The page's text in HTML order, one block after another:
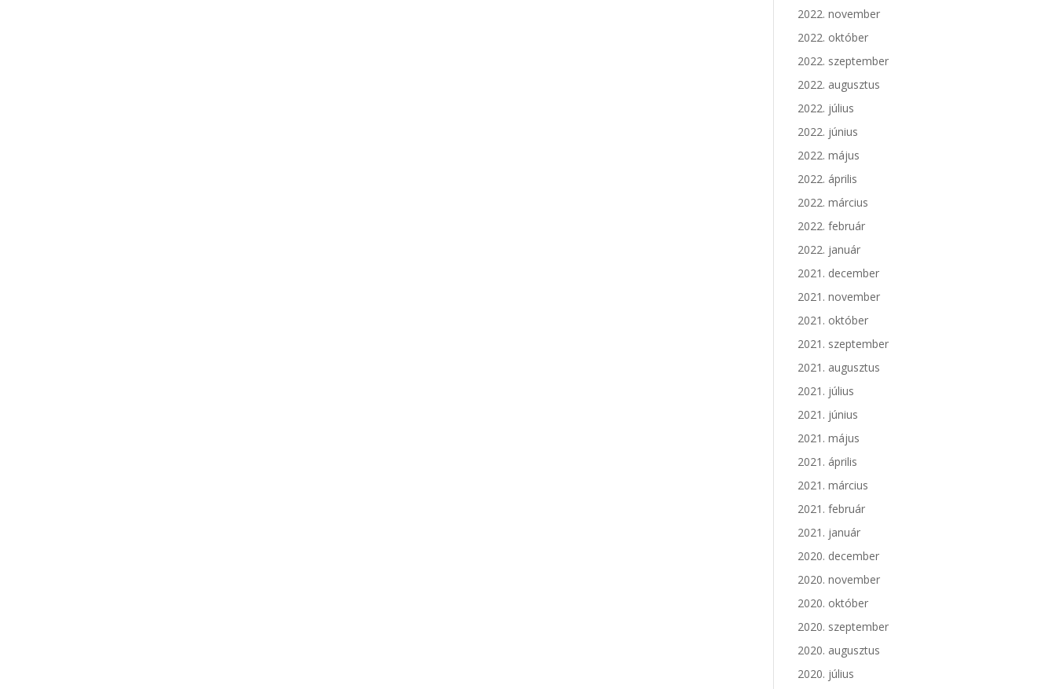
2022. november
2022. október
2022. szeptember
2022. augusztus
2022. július
2022. június
2022. május
2022. április
2022. március
2022. február
2022. január
2021. december
2021. november
2021. október
2021. szeptember
2021. augusztus
2021. július
2021. június
2021. május
2021. április
2021. március
2021. február
2021. január
2020. december
2020. november
2020. október
2020. szeptember
2020. augusztus
2020. július